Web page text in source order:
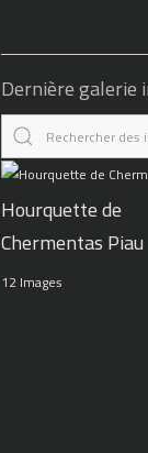
Dernière galerie
Hourquette de
Chermentas Piau
12 Images